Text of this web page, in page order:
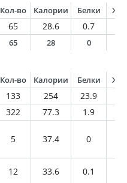
Кол-во Калории Белки
65 28.6 0.7
65 28 0
Кол-во Калории Белки
133 254 23.9
322 77.3 1.9
5 37.4 0
12 33.6 0.1